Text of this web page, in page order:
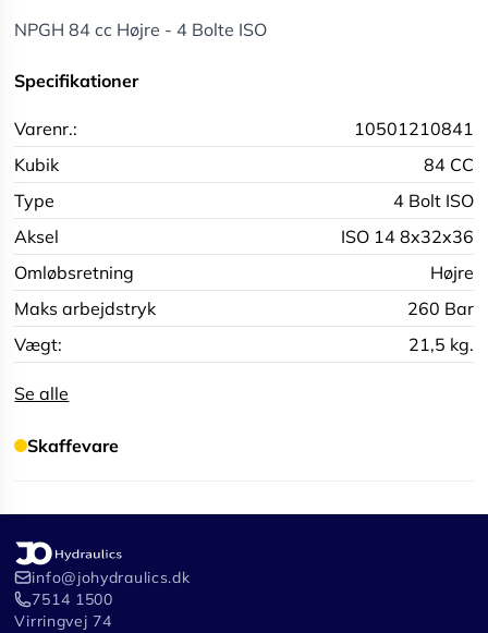
NPGH 84 cc Højre - 4 Bolte ISO
Specifikationer
Varenr.:
10501210841
Kubik
84 CC
Type
4 Bolt ISO
Aksel
ISO 14 8x32x36
Omløbsretning
Højre
Maks arbejdstryk
260 Bar
Vægt:
21,5 kg.
Se alle
Skaffevare
info@johydraulics.dk
7514 1500
Virringvej 74